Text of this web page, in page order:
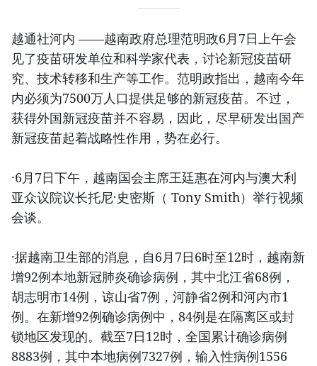
越通社河内 ——越南政府总理范明政6月7日上午会
见了疫苗研发单位和科学家代表，讨论新冠疫苗研
究、技术转移和生产等工作。范明政指出，越南今年
内必须为7500万人口提供足够的新冠疫苗。不过，
获得外国新冠疫苗并不容易，因此，尽早研发出国产
新冠疫苗起着战略性作用，势在必行。
·6月7日下午，越南国会主席王廷惠在河内与澳大利
亚众议院议长托尼·史密斯（ Tony Smith）举行视频
会谈。
·据越南卫生部的消息，自6月7日6时至12时，越南新
增92例本地新冠肺炎确诊病例，其中北江省68例，
胡志明市14例，谅山省7例，河静省2例和河内市1
例。在新增92例确诊病例中，84例是在隔离区或封
锁地区发现的。截至7日12时，全国累计确诊病例
8883例，其中本地病例7327例，输入性病例1556